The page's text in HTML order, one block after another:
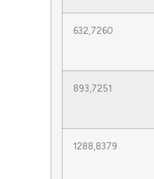
632,7260
893,7251
1288,8379